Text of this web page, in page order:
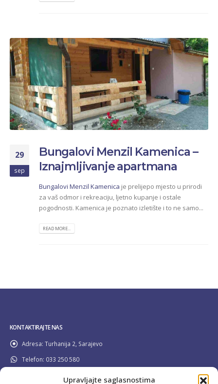
Upravljajte saglasnostima
29
sep
Bungalovi Menzil Kamenica –
Iznajmljivanje apartmana
Bungalovi Menzil Kamenica je prelijepo mjesto u prirodi
za vaš odmor i rekreaciju, ljetno kupanje i ostale
pogodnosti. Kamenica je poznato izletište i to ne samo...
READ MORE...
KONTAKTIRAJTE NAS
Adresa: Turhanija 2, Sarajevo
Telefon: 033 250 580